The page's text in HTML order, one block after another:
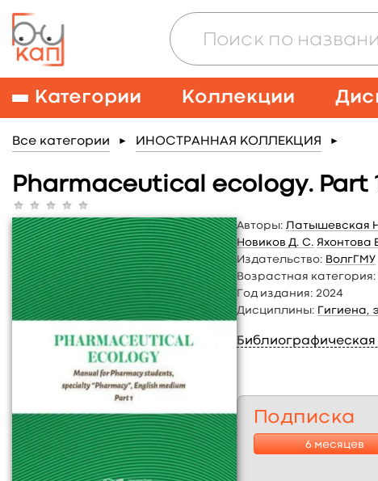
Категории Коллекции
Все категории ► ИНОСТРАННАЯ КОЛЛЕКЦИЯ ►
Pharmaceutical ecology. Part 1
Авторы: Латышевская
Новиков Д. С. Яхонтова
Издательство: ВолгГМУ
Возрастная категория:
Год издания: 2024
Дисциплины: Гигиена,
Библиографическая
Подписка
6 месяцев